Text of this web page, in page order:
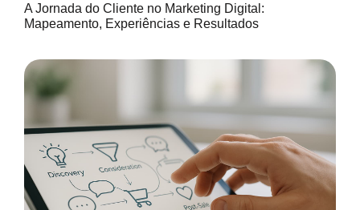
A Jornada do Cliente no Marketing Digital:
Mapeamento, Experiências e Resultados